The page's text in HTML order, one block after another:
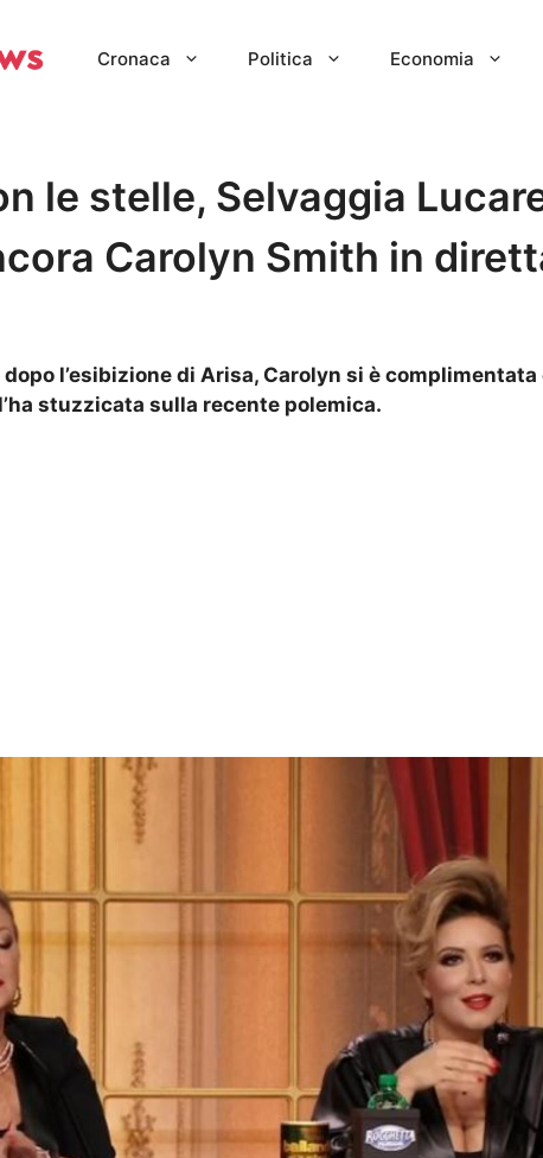
Cronaca Politica Economia
le stelle, Selvaggia
Carolyn Smith in
l’esibizione di Arisa, Carolyn si è complimentata
stuzzicata sulla recente polemica.